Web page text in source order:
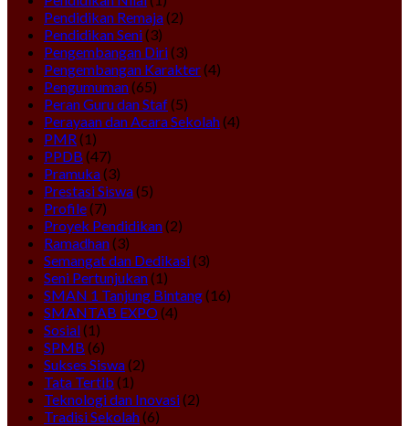
Pendidikan Remaja(2)
Pendidikan Seni(3)
Pengembangan Diri(3)
Pengembangan Karakter(4)
Pengumuman(65)
Peran Guru dan Staf(5)
Perayaan dan Acara Sekolah(4)
PMR (1)
PPDB (47)
Pramuka(3)
Prestasi Siswa(5)
Profile(7)
Proyek Pendidikan(2)
Ramadhan(3)
Semangat dan Dedikasi(3)
Seni Pertunjukan(1)
SMAN 1 Tanjung Bintang(16)
SMANTAB EXPO(4)
Sosial(1)
SPMB (6)
Sukses Siswa(2)
Tata Tertib (1)
Teknologi dan Inovasi(2)
Tradisi Sekolah(6)